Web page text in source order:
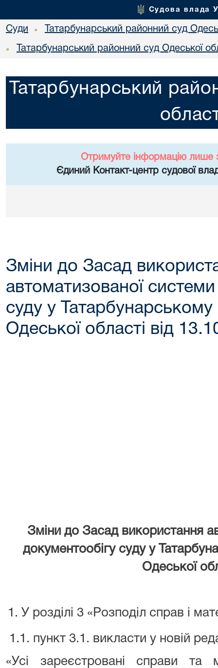
Судова влада
Суди • Татарбунарський районний суд
• Татарбунарський районний суд Одеської
Татарбунарський
Отримуйте інформацію лише
Єдиний Контакт-центр судової
Зміни до Засад
автоматизованої
суду у
Одеської області від
Зміни до Засад використання
документообігу суду у
Одеської
У розділі 3 «Розподіл справ і
1.1. пункт 3.1. викласти у новій
«Усі зареєстровані справи та